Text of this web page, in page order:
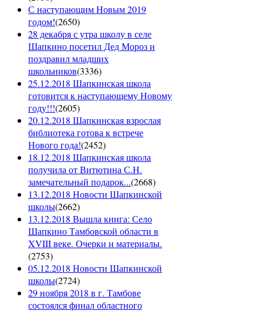
С наступающим Новым 2019
годом!(2650)
28 декабря с утра школу в селе
Шапкино посетил Дед Мороз и
поздравил младших
школьников(3336)
25.12.2018 Шапкинская школа
готовится к наступающему Новому
году!!!(2605)
20.12.2018 Шапкинская взрослая
библиотека готова к встрече
Нового года!(2452)
18.12.2018 Шапкинская школа
получила от Витютина С.Н.
замечательный подарок...(2668)
13.12.2018 Новости Шапкинской
школы(2662)
13.12.2018 Вышла книга: Село
Шапкино Тамбовской области в
XVIII веке. Очерки и материалы.
(2753)
05.12.2018 Новости Шапкинской
школы(2724)
29 ноября 2018 в г. Тамбове
состоялся финал областного